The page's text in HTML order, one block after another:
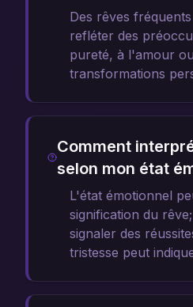
Des rêves
refléter des
pureté, à l'amour
transformations
Comment
selon mon état
L'état émotionnel
signification du
signaler des
tristesse peut